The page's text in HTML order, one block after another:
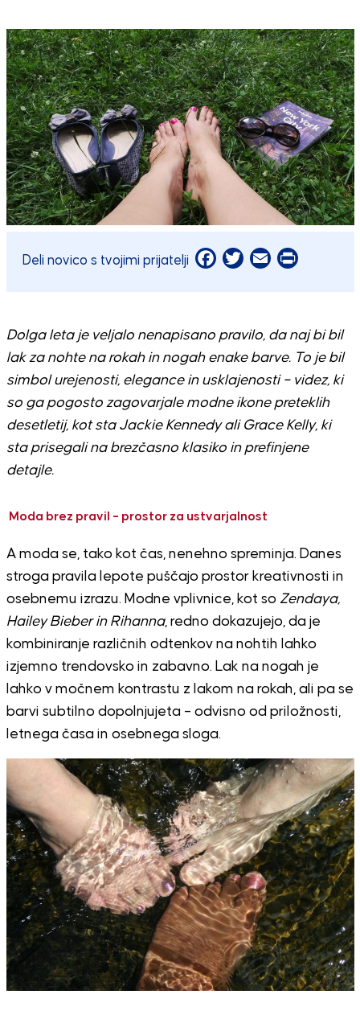
Deli novico s tvojimi prijatelji Facebook
Twitter
EmailPrint
Dolga leta je veljalo nenapisano pravilo, da naj bi bil
lak za nohte na rokah in nogah enake barve. To je bil
simbol urejenosti, elegance in usklajenosti – videz, ki
so ga pogosto zagovarjale modne ikone preteklih
desetletij, kot sta Jackie Kennedy ali Grace Kelly, ki
sta prisegali na brezčasno klasiko in prefinjene
detajle.
Moda brez pravil – prostor za ustvarjalnost
A moda se, tako kot čas, nenehno spreminja. Danes
stroga pravila lepote puščajo prostor kreativnosti in
osebnemu izrazu. Modne vplivnice, kot so Zendaya,
Hailey Bieber in Rihanna, redno dokazujejo, da je
kombiniranje različnih odtenkov na nohtih lahko
izjemno trendovsko in zabavno. Lak na nogah je
lahko v močnem kontrastu z lakom na rokah, ali pa se
barvi subtilno dopolnjujeta – odvisno od priložnosti,
letnega časa in osebnega sloga.